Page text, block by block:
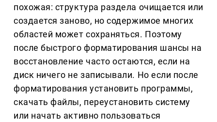
похожая: структура раздела очищается или
создается заново, но содержимое многих
областей может сохраняться. Поэтому
после быстрого форматирования шансы на
восстановление часто остаются, если на
диск ничего не записывали. Но если после
форматирования установить программы,
скачать файлы, переустановить систему
или начать активно пользоваться